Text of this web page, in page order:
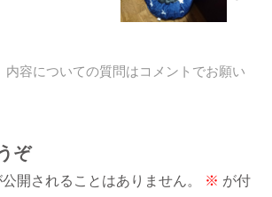
内容についての質問はコメントでお願い
ぞ
開されることはありません。 ※ が付